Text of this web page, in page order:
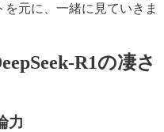
元に、一緒に見ていきま
R1の凄さ
力